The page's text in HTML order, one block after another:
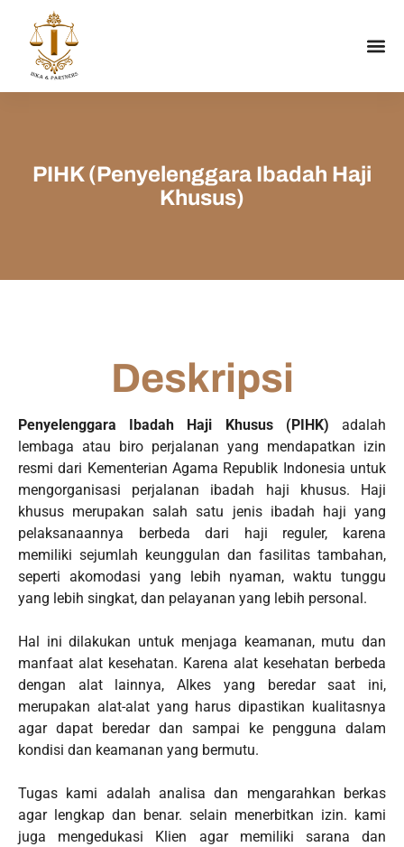
PIHK (Penyelenggara Ibadah Haji
Khusus)
Deskripsi
Penyelenggara Ibadah Haji Khusus (PIHK) adalah
lembaga atau biro perjalanan yang mendapatkan izin
resmi dari Kementerian Agama Republik Indonesia untuk
mengorganisasi perjalanan ibadah haji khusus. Haji
khusus merupakan salah satu jenis ibadah haji yang
pelaksanaannya berbeda dari haji reguler, karena
memiliki sejumlah keunggulan dan fasilitas tambahan,
seperti akomodasi yang lebih nyaman, waktu tunggu
yang lebih singkat, dan pelayanan yang lebih personal.
Hal ini dilakukan untuk menjaga keamanan, mutu dan
manfaat alat kesehatan. Karena alat kesehatan berbeda
dengan alat lainnya, Alkes yang beredar saat ini,
merupakan alat-alat yang harus dipastikan kualitasnya
agar dapat beredar dan sampai ke pengguna dalam
kondisi dan keamanan yang bermutu.
Tugas kami adalah analisa dan mengarahkan berkas
agar lengkap dan benar. selain menerbitkan izin. kami
juga mengedukasi Klien agar memiliki sarana dan